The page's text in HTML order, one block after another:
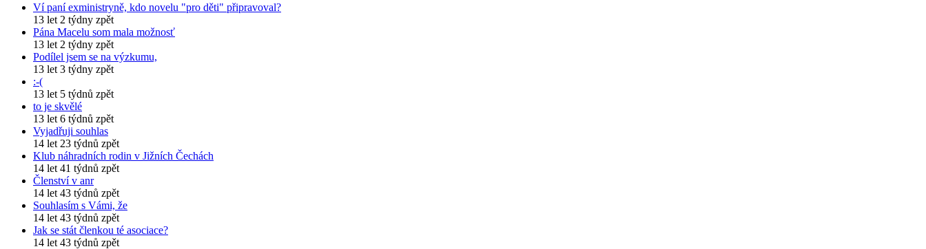
Ví paní exministryně, kdo novelu "pro děti" připravoval?
13 let 2 týdny zpět
Pána Macelu som mala možnosť
13 let 2 týdny zpět
Podílel jsem se na výzkumu,
13 let 3 týdny zpět
:-(
13 let 5 týdnů zpět
to je skvělé
13 let 6 týdnů zpět
Vyjadřuji souhlas
14 let 23 týdnů zpět
Klub náhradních rodin v Jižních Čechách
14 let 41 týdnů zpět
Členství v anr
14 let 43 týdnů zpět
Souhlasím s Vámi, že
14 let 43 týdnů zpět
Jak se stát členkou té asociace?
14 let 43 týdnů zpět